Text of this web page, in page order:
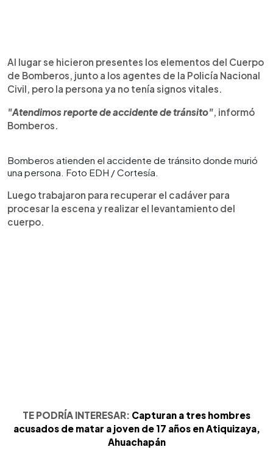
Al lugar se hicieron presentes los elementos del Cuerpo
de Bomberos, junto a los agentes de la Policía Nacional
Civil, pero la persona ya no tenía signos vitales.
"Atendimos reporte de accidente de tránsito", informó
Bomberos.
Bomberos atienden el accidente de tránsito donde murió
una persona. Foto EDH / Cortesía.
Luego trabajaron para recuperar el cadáver para
procesar la escena y realizar el levantamiento del
cuerpo.
TE PODRÍA INTERESAR: Capturan a tres hombres
acusados de matar a joven de 17 años en Atiquizaya,
Ahuachapán